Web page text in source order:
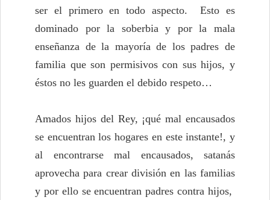
ser el primero en todo aspecto. Esto es
dominado por la soberbia y por la mala
enseñanza de la mayoría de los padres de
familia que son permisivos con sus hijos, y
éstos no les guarden el debido respeto…
Amados hijos del Rey, ¡qué mal encausados
se encuentran los hogares en este instante!, y
al encontrarse mal encausados, satanás
aprovecha para crear división en las familias
y por ello se encuentran padres contra hijos,